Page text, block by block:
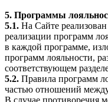
5. Программы
5.1. На Сайте
реализации программ
в каждой программе,
программ лояльности,
соответствующем
5.2. Правила программ
частью отношений